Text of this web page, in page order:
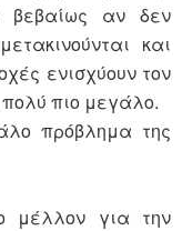
βεβαίως αν δεν
και
ενισχύουν τον
πιο μεγάλο.
πρόβλημα της
μέλλον για την